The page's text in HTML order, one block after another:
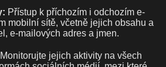
Přístup k příchozím i odchozím e-
mobilní sítě, včetně jejich obsahu a
e-mailových adres a jmen.
Monitorujte jejich aktivity na všech